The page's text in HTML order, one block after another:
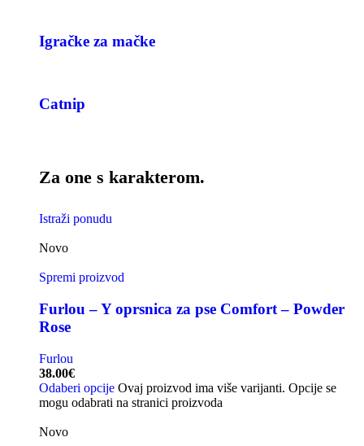
Igračke za mačke
Catnip
Za one s karakterom.
Istraži ponudu
Novo
Spremi proizvod
Furlou – Y oprsnica za pse Comfort – Powder
Rose
Furlou
38.00€
Odaberi opcije Ovaj proizvod ima više varijanti. Opcije se
mogu odabrati na stranici proizvoda
Novo